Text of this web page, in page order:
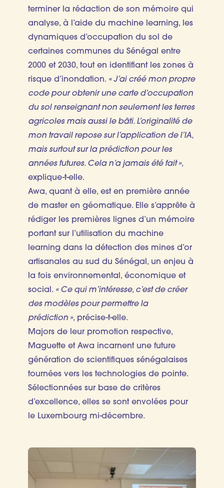
terminer la rédaction de son mémoire qui
analyse, à l’aide du machine learning, les
dynamiques d’occupation du sol de
certaines communes du Sénégal entre
2000 et 2030, tout en identifiant les zones à
risque d’inondation. « J’ai créé mon propre
code pour obtenir une carte d’occupation
du sol renseignant non seulement les terres
agricoles mais aussi le bâti. L’originalité de
mon travail repose sur l’application de l’IA,
mais surtout sur la prédiction pour les
années futures. Cela n’a jamais été fait »,
explique-t-elle.
Awa, quant à elle, est en première année
de master en géomatique. Elle s’apprête à
rédiger les premières lignes d’un mémoire
portant sur l’utilisation du machine
learning dans la détection des mines d’or
artisanales au sud du Sénégal, un enjeu à
la fois environnemental, économique et
social. « Ce qui m’intéresse, c’est de créer
des modèles pour permettre la
prédiction », précise-t-elle.
Majors de leur promotion respective,
Maguette et Awa incarnent une future
génération de scientifiques sénégalaises
tournées vers les technologies de pointe.
Sélectionnées sur base de critères
d’excellence, elles se sont envolées pour
le Luxembourg mi-décembre.